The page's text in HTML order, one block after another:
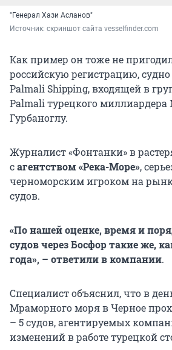
"Генерал Хази Асланов"
Источник: скриншот сайта vesselfinder.com
Как пример он тоже не
российскую регистрацию,
Palmali Shipping, входящей в
Palmali турецкого миллиардера
Гурбаноглу.
Журналист «Фонтанки» в
сагентством «Река-Море»,
черноморским игроком на
судов.
«По нашей оценке, время и
судов через Босфор такие же,
года», – ответили в компании.
Специалист объяснил, что в
Мраморного моря в Черное
– 5 судов, агентируемых
изменений в работе турецкой